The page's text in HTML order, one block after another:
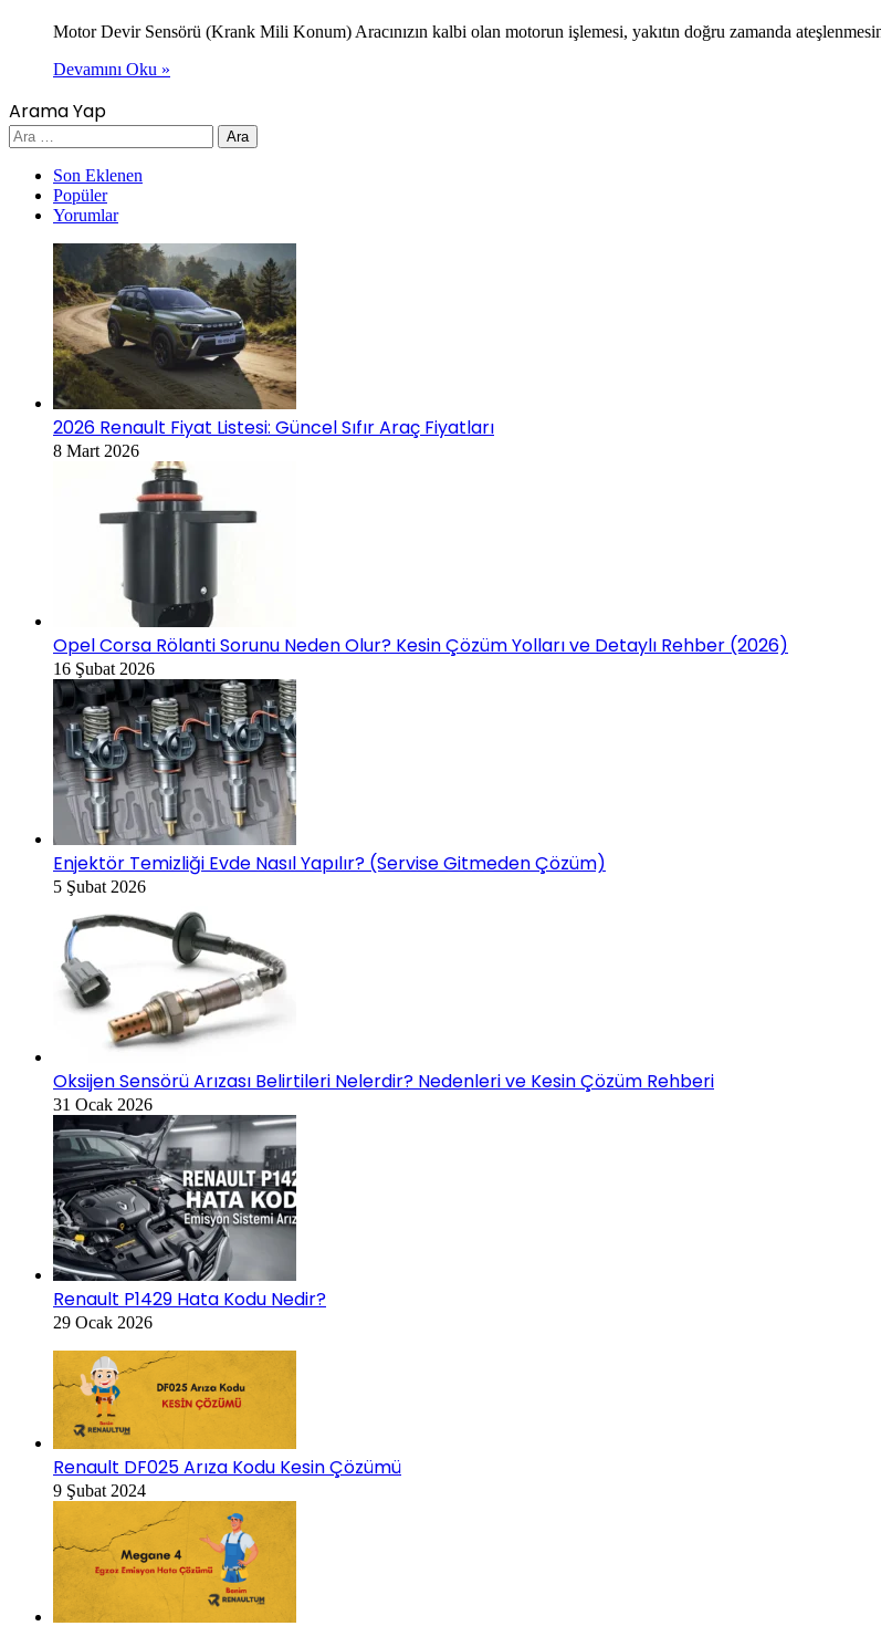
Motor Devir Sensörü (Krank Mili Konum) Aracınızın kalbi olan motorun işlemesi, yakıtın doğru zamanda
Devamını Oku »
Arama Yap
Arama:
Son Eklenen
Popüler
Yorumlar
2026 Renault Fiyat Listesi: Güncel Sıfır Araç Fiyatları
8 Mart 2026
Opel Corsa Rölanti Sorunu Neden Olur? Kesin Çözüm Yolları ve Detaylı Rehber (2026)
16 Şubat 2026
Enjektör Temizliği Evde Nasıl Yapılır? (Servise Gitmeden Çözüm)
5 Şubat 2026
Oksijen Sensörü Arızası Belirtileri Nelerdir? Nedenleri ve Kesin Çözüm Rehberi
31 Ocak 2026
Renault P1429 Hata Kodu Nedir?
29 Ocak 2026
Renault DF025 Arıza Kodu Kesin Çözümü
9 Şubat 2024